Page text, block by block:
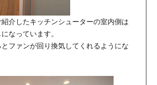
介したキッチンシューターの室内側は
なっています。
ファンが回り換気してくれるようにな